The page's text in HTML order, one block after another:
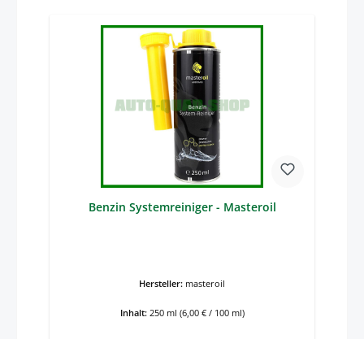
Benzin Systemreiniger - Masteroil
Hersteller: masteroil
Inhalt: 250 ml (6,00 € / 100 ml)